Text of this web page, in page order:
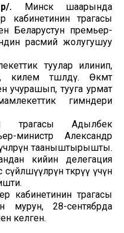
. Минск шаарында
кабинетинин төрагасы
Беларустун премьер-
расмий жолугушуу
туулар илинип,
килем төшөлдү. Өкмөт
учурашып, тууга урмат
гимндери
төрагасы Адылбек
министр Александр
тааныштырышты.
кийин делегация
өткөрүү үчүн
кабинетинин төрагасы
28-сентябрда
келген.